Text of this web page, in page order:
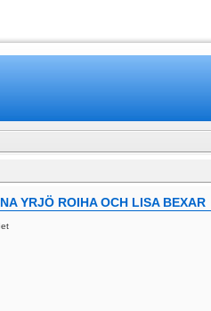
YRJÖ ROIHA OCH LISA BEXAR